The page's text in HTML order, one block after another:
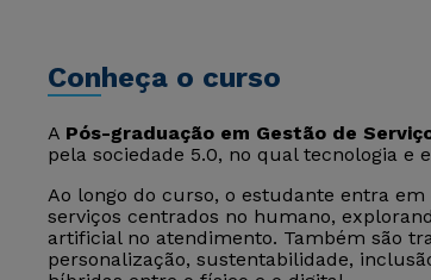
Conheça o curso
A Pós-graduação em Gestão de
pela sociedade 5.0, no qual tecnologia
Ao longo do curso, o estudante entra
serviços centrados no humano,
artificial no atendimento. Também são
personalização, sustentabilidade,